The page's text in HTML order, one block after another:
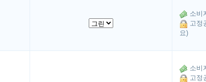
소비
고정
요)
소비
고정